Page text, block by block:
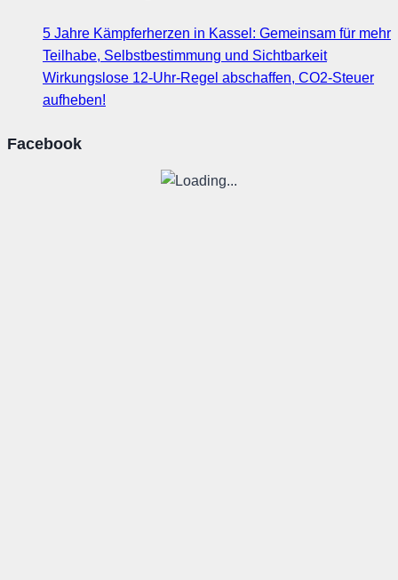
5 Jahre Kämpferherzen in Kassel: Gemeinsam für mehr
Teilhabe, Selbstbestimmung und Sichtbarkeit
Wirkungslose 12-Uhr-Regel abschaffen, CO2-Steuer
aufheben!
Facebook